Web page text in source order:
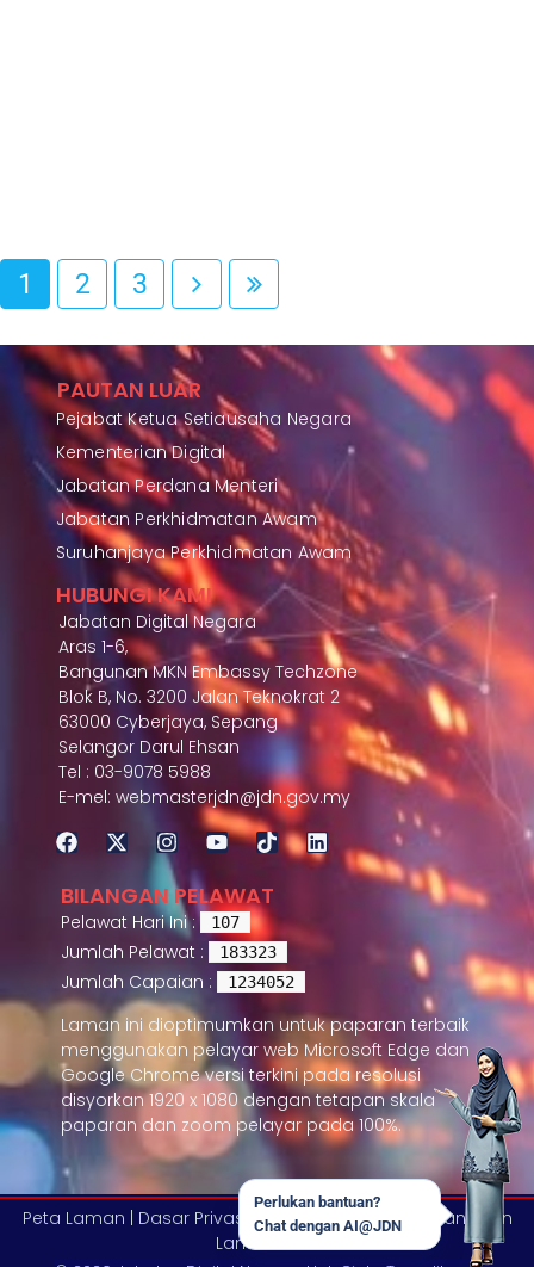
Perlukan bantuan?
Chat dengan AI@JDN
1 2 3
PAUTAN LUAR
Pejabat Ketua Setiausaha Negara
Kementerian Digital
Jabatan Perdana Menteri
Jabatan Perkhidmatan Awam
Suruhanjaya Perkhidmatan Awam
HUBUNGI KAMI
Jabatan Digital Negara
Aras 1-6,
Bangunan MKN Embassy Techzone
Blok B, No. 3200 Jalan Teknokrat 2
63000 Cyberjaya, Sepang
Selangor Darul Ehsan
Tel : 03-9078 5988
E-mel: webmasterjdn@jdn.gov.my
BILANGAN PELAWAT
Pelawat Hari Ini : 107
Jumlah Pelawat : 183323
Jumlah Capaian : 1234052
Laman ini dioptimumkan untuk paparan terbaik
menggunakan pelayar web Microsoft Edge dan
Google Chrome versi terkini pada resolusi
disyorkan 1920 x 1080 dengan tetapan skala
paparan dan zoom pelayar pada 100%.
Peta Laman | Dasar Privasi | Penafian | Piagam Pelanggan
Laman Web